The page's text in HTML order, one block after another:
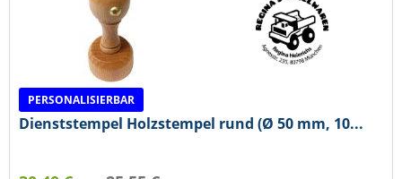
PERSONALISIERBAR
Dienststempel Holzstempel rund (Ø 50 mm, 10...